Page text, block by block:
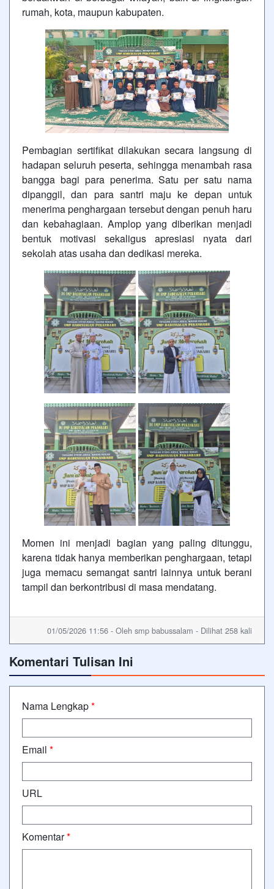
rumah, kota, maupun kabupaten.
Pembagian sertifikat dilakukan secara langsung di
hadapan seluruh peserta, sehingga menambah rasa
bangga bagi para penerima. Satu per satu nama
dipanggil, dan para santri maju ke depan untuk
menerima penghargaan tersebut dengan penuh haru
dan kebahagiaan. Amplop yang diberikan menjadi
bentuk motivasi sekaligus apresiasi nyata dari
sekolah atas usaha dan dedikasi mereka.
Momen ini menjadi bagian yang paling ditunggu,
karena tidak hanya memberikan penghargaan, tetapi
juga memacu semangat santri lainnya untuk berani
tampil dan berkontribusi di masa mendatang.
01/05/2026 11:56 - Oleh smp babussalam - Dilihat 258 kali
Komentari Tulisan Ini
Nama Lengkap*
Email *
URL
Komentar*